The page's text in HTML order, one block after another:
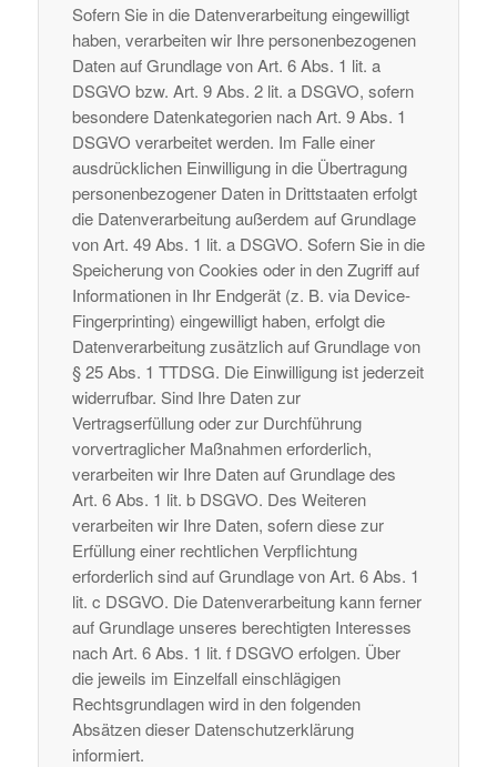
Sofern Sie in die Datenverarbeitung eingewilligt
haben, verarbeiten wir Ihre personenbezogenen
Daten auf Grundlage von Art. 6 Abs. 1 lit. a
DSGVO bzw. Art. 9 Abs. 2 lit. a DSGVO, sofern
besondere Datenkategorien nach Art. 9 Abs. 1
DSGVO verarbeitet werden. Im Falle einer
ausdrücklichen Einwilligung in die Übertragung
personenbezogener Daten in Drittstaaten erfolgt
die Datenverarbeitung außerdem auf Grundlage
von Art. 49 Abs. 1 lit. a DSGVO. Sofern Sie in die
Speicherung von Cookies oder in den Zugriff auf
Informationen in Ihr Endgerät (z. B. via Device-
Fingerprinting) eingewilligt haben, erfolgt die
Datenverarbeitung zusätzlich auf Grundlage von
§ 25 Abs. 1 TTDSG. Die Einwilligung ist jederzeit
widerrufbar. Sind Ihre Daten zur
Vertragserfüllung oder zur Durchführung
vorvertraglicher Maßnahmen erforderlich,
verarbeiten wir Ihre Daten auf Grundlage des
Art. 6 Abs. 1 lit. b DSGVO. Des Weiteren
verarbeiten wir Ihre Daten, sofern diese zur
Erfüllung einer rechtlichen Verpflichtung
erforderlich sind auf Grundlage von Art. 6 Abs. 1
lit. c DSGVO. Die Datenverarbeitung kann ferner
auf Grundlage unseres berechtigten Interesses
nach Art. 6 Abs. 1 lit. f DSGVO erfolgen. Über
die jeweils im Einzelfall einschlägigen
Rechtsgrundlagen wird in den folgenden
Absätzen dieser Datenschutzerklärung
informiert.